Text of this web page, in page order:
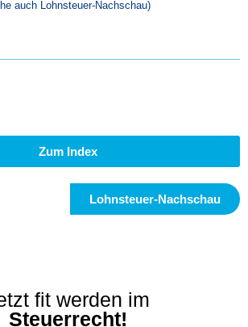
auch Lohnsteuer-Nachschau)
Zum Index
Lohnsteuer-Nachschau
fit werden im
Steuerrecht!